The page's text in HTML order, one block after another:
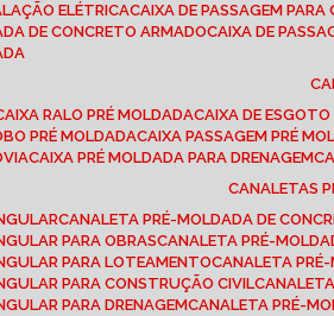
ELÉTRICA CAIXA DE PASSAGEM
DE CONCRETO ARMADO CAIXA DE
CAIXA RALO PRÉ MOLDADA CAIXA DE
PRÉ MOLDADA CAIXA PASSAGEM PRÉ
CAIXA PRÉ MOLDADA PARA DRENAGEM
CANALETAS
CANALETA PRÉ-MOLDADA DE
PARA OBRAS CANALETA PRÉ-
PARA LOTEAMENTO CANALETA
PARA CONSTRUÇÃO CIVIL
PARA DRENAGEM CANALETA PRÉ-